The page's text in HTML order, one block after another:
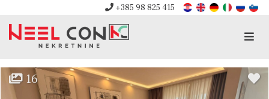
+385 98 825 415
16